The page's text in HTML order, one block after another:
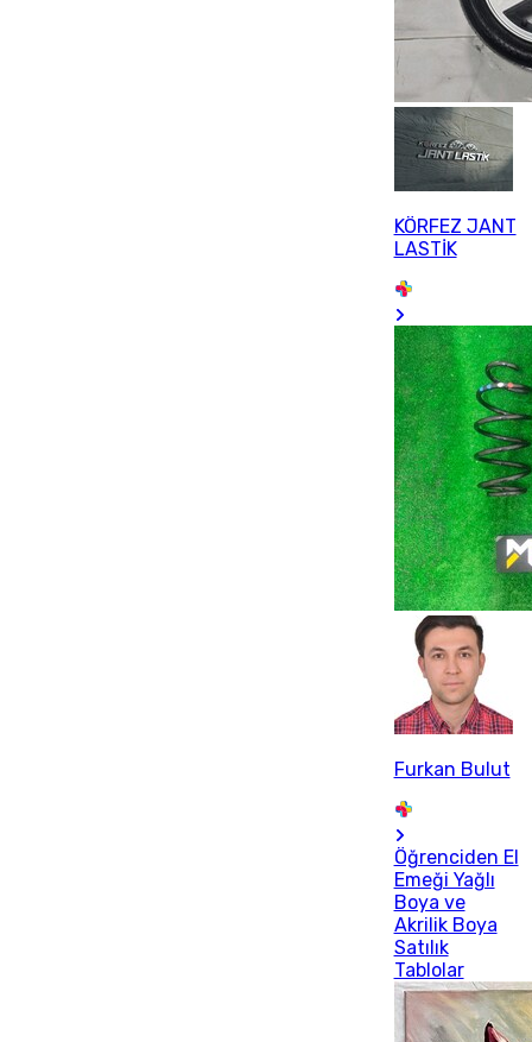
KÖRFEZ JANT
LASTİK
Furkan Bulut
Öğrenciden El
Emeği Yağlı
Boya ve
Akrilik Boya
Satılık
Tablolar